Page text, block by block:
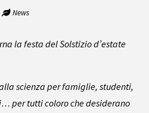
News
la festa del Solstizio d’estate
scienza per famiglie, studenti,
per tutti coloro che desiderano